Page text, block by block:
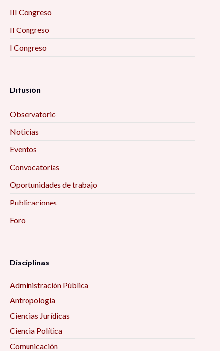
III Congreso
II Congreso
I Congreso
Difusión
Observatorio
Noticias
Eventos
Convocatorias
Oportunidades de trabajo
Publicaciones
Foro
Disciplinas
Administración Pública
Antropología
Ciencias Jurídicas
Ciencia Política
Comunicación